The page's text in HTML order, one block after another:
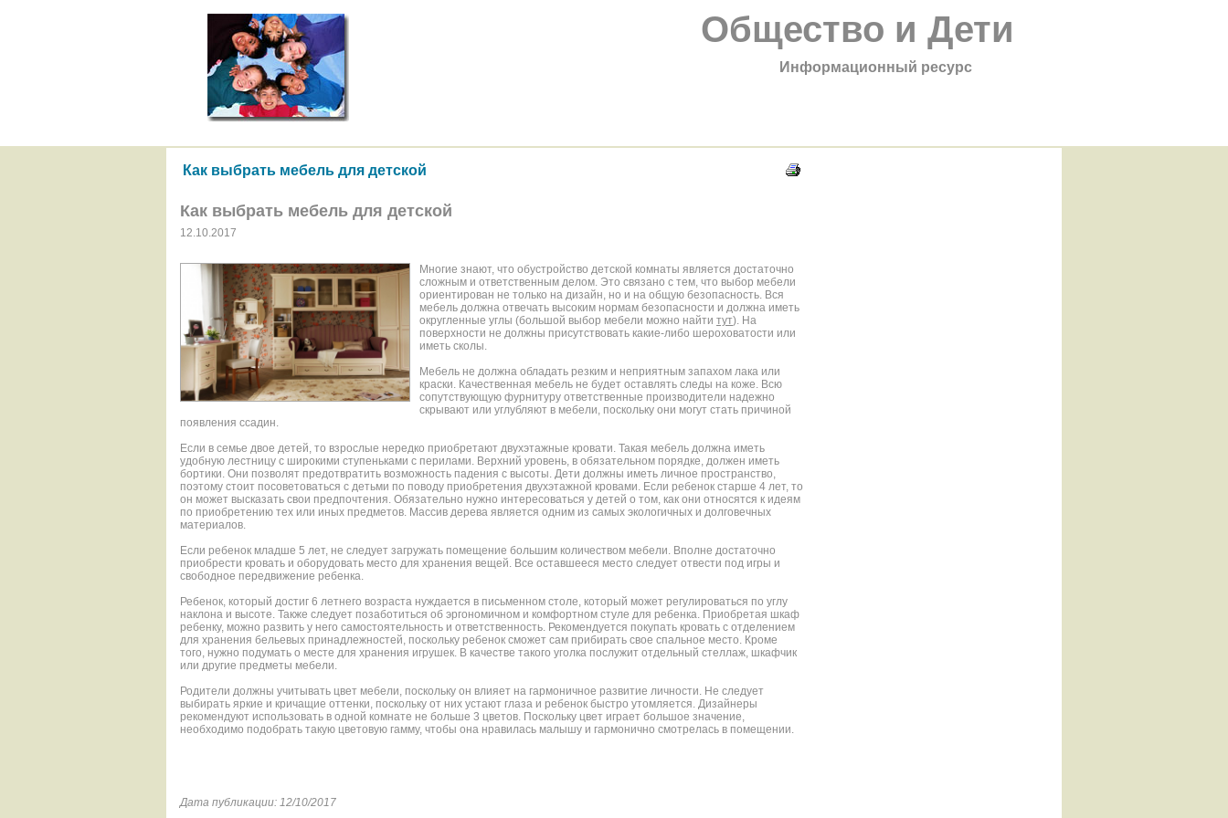
Общество и Дети
Информационный ресурс
Как выбрать мебель для детской
Как выбрать мебель для детской
12.10.2017
Многие знают, что обустройство детской комнаты является достаточно
сложным и ответственным делом. Это связано с тем, что выбор мебели
ориентирован не только на дизайн, но и на общую безопасность. Вся
мебель должна отвечать высоким нормам безопасности и должна иметь
округленные углы (большой выбор мебели можно найти тут). На
поверхности не должны присутствовать какие-либо шероховатости или
иметь сколы.
Мебель не должна обладать резким и неприятным запахом лака или
краски. Качественная мебель не будет оставлять следы на коже. Всю
сопутствующую фурнитуру ответственные производители надежно
скрывают или углубляют в мебели, поскольку они могут стать причиной
появления ссадин.
Если в семье двое детей, то взрослые нередко приобретают двухэтажные кровати. Такая мебель должна иметь
удобную лестницу с широкими ступеньками с перилами. Верхний уровень, в обязательном порядке, должен иметь
бортики. Они позволят предотвратить возможность падения с высоты. Дети должны иметь личное пространство,
поэтому стоит посоветоваться с детьми по поводу приобретения двухэтажной кровами. Если ребенок старше 4 лет, то
он может высказать свои предпочтения. Обязательно нужно интересоваться у детей о том, как они относятся к идеям
по приобретению тех или иных предметов. Массив дерева является одним из самых экологичных и долговечных
материалов.
Если ребенок младше 5 лет, не следует загружать помещение большим количеством мебели. Вполне достаточно
приобрести кровать и оборудовать место для хранения вещей. Все оставшееся место следует отвести под игры и
свободное передвижение ребенка.
Ребенок, который достиг 6 летнего возраста нуждается в письменном столе, который может регулироваться по углу
наклона и высоте. Также следует позаботиться об эргономичном и комфортном стуле для ребенка. Приобретая шкаф
ребенку, можно развить у него самостоятельность и ответственность. Рекомендуется покупать кровать с отделением
для хранения бельевых принадлежностей, поскольку ребенок сможет сам прибирать свое спальное место. Кроме
того, нужно подумать о месте для хранения игрушек. В качестве такого уголка послужит отдельный стеллаж, шкафчик
или другие предметы мебели.
Родители должны учитывать цвет мебели, поскольку он влияет на гармоничное развитие личности. Не следует
выбирать яркие и кричащие оттенки, поскольку от них устают глаза и ребенок быстро утомляется. Дизайнеры
рекомендуют использовать в одной комнате не больше 3 цветов. Поскольку цвет играет большое значение,
необходимо подобрать такую цветовую гамму, чтобы она нравилась малышу и гармонично смотрелась в помещении.
Дата публикации: 12/10/2017